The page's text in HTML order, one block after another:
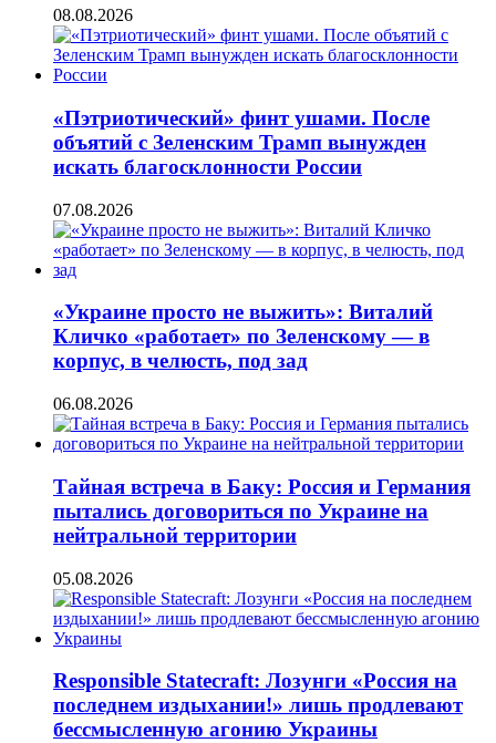
08.08.2026
«Пэтриотический» финт ушами. После
объятий с Зеленским Трамп вынужден
искать благосклонности России
07.08.2026
«Украине просто не выжить»: Виталий
Кличко «работает» по Зеленскому — в
корпус, в челюсть, под зад
06.08.2026
Тайная встреча в Баку: Россия и Германия
пытались договориться по Украине на
нейтральной территории
05.08.2026
Responsible Statecraft: Лозунги «Россия на
последнем издыхании!» лишь продлевают
бессмысленную агонию Украины